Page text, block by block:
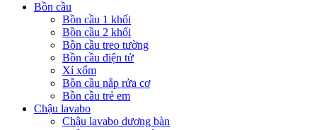
Bồn cầu
Bồn cầu 1 khối
Bồn cầu 2 khối
Bồn cầu treo tường
Bồn cầu điện tử
Xí xổm
Bồn cầu nắp rửa cơ
Bồn cầu trẻ em
Chậu lavabo
Chậu lavabo dương bàn